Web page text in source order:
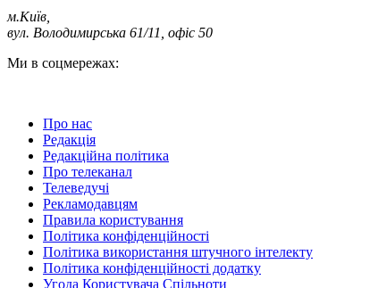
м.Київ
вул. Володимирська 61/11, офіс 50
Ми в соцмережах:
Про нас
Редакція
Редакційна політика
Про телеканал
Телеведучі
Рекламодавцям
Правила користування
Політика конфіденційності
Політика використання штучного інтелекту
Політика конфіденційності додатку
Угода Користувача Спільноти